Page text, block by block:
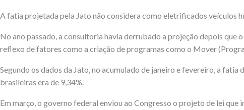
A fatia projetada pela Jato não considera como eletrificados veículos
No ano passado, a consultoria havia derrubado a projeção depois
reflexo de fatores como a criação de programas como o Mover
Segundo os dados da Jato, no acumulado de janeiro e fevereiro, a
brasileiras era de 9,34%.
Em março, o governo federal enviou ao Congresso o projeto de lei